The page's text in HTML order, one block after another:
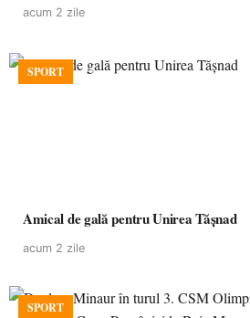
acum 2 zile
SPORT
Amical de gală pentru Unirea Tășnad
acum 2 zile
SPORT